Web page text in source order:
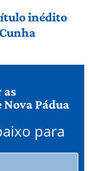
inédito
as
Pádua
para